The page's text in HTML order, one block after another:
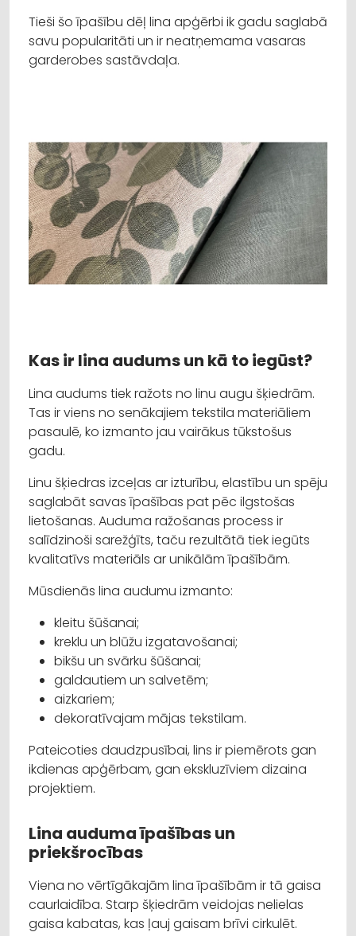
Tieši šo īpašību dēļ lina apģērbi ik gadu saglabā
savu popularitāti un ir neatņemama vasaras
garderobes sastāvdaļa.
Kas ir lina audums un kā to iegūst?
Lina audums tiek ražots no linu augu šķiedrām.
Tas ir viens no senākajiem tekstila materiāliem
pasaulē, ko izmanto jau vairākus tūkstošus
gadu.
Linu šķiedras izceļas ar izturību, elastību un spēju
saglabāt savas īpašības pat pēc ilgstošas
lietošanas. Auduma ražošanas process ir
salīdzinoši sarežģīts, taču rezultātā tiek iegūts
kvalitatīvs materiāls ar unikālām īpašībām.
Mūsdienās lina audumu izmanto:
kleitu šūšanai;
kreklu un blūžu izgatavošanai;
bikšu un svārku šūšanai;
galdautiem un salvetēm;
aizkariem;
dekoratīvajam mājas tekstilam.
Pateicoties daudzpusībai, lins ir piemērots gan
ikdienas apģērbam, gan ekskluzīviem dizaina
projektiem.
Lina auduma īpašības un
priekšrocības
Viena no vērtīgākajām lina īpašībām ir tā gaisa
caurlaidība. Starp šķiedrām veidojas nelielas
gaisa kabatas, kas ļauj gaisam brīvi cirkulēt.